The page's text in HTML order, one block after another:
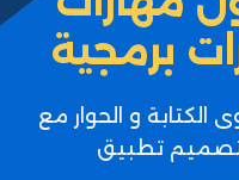
برمجية
الكتابة و الحوار مع
تطبيق